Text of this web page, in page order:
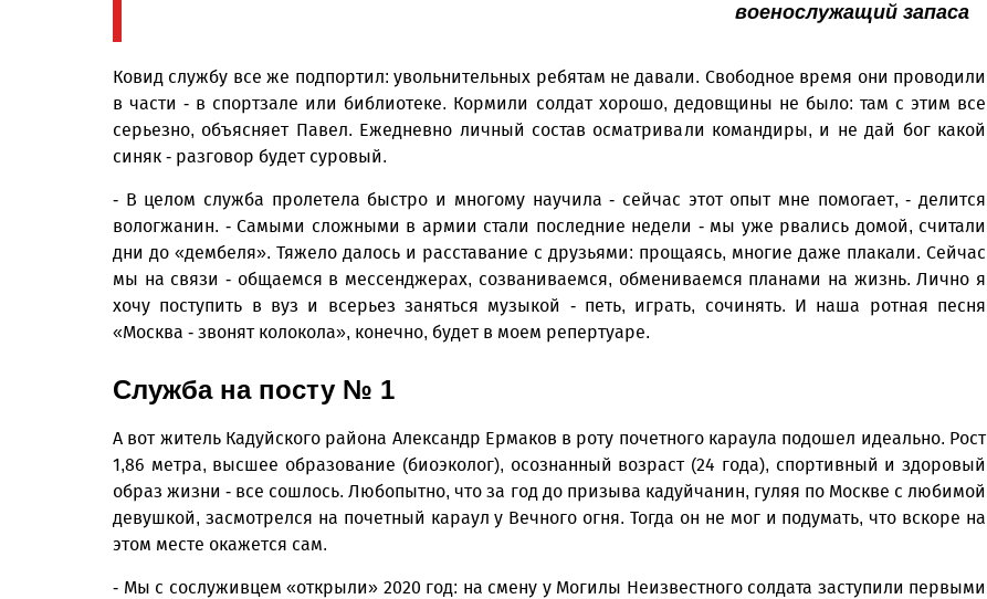
военослужащий запаса
Ковид службу все же подпортил: увольнительных ребятам не давали. Свободное время они проводили
в части - в спортзале или библиотеке. Кормили солдат хорошо, дедовщины не было: там с этим все
серьезно, объясняет Павел. Ежедневно личный состав осматривали командиры, и не дай бог какой
синяк - разговор будет суровый.
- В целом служба пролетела быстро и многому научила - сейчас этот опыт мне помогает, - делится
вологжанин. - Самыми сложными в армии стали последние недели - мы уже рвались домой, считали
дни до «дембеля». Тяжело далось и расставание с друзьями: прощаясь, многие даже плакали. Сейчас
мы на связи - общаемся в мессенджерах, созваниваемся, обмениваемся планами на жизнь. Лично я
хочу поступить в вуз и всерьез заняться музыкой - петь, играть, сочинять. И наша ротная песня
«Москва - звонят колокола», конечно, будет в моем репертуаре.
Служба на посту № 1
А вот житель Кадуйского района Александр Ермаков в роту почетного караула подошел идеально. Рост
1,86 метра, высшее образование (биоэколог), осознанный возраст (24 года), спортивный и здоровый
образ жизни - все сошлось. Любопытно, что за год до призыва кадуйчанин, гуляя по Москве с любимой
девушкой, засмотрелся на почетный караул у Вечного огня. Тогда он не мог и подумать, что вскоре на
этом месте окажется сам.
- Мы с сослуживцем «открыли» 2020 год: на смену у Могилы Неизвестного солдата заступили первыми